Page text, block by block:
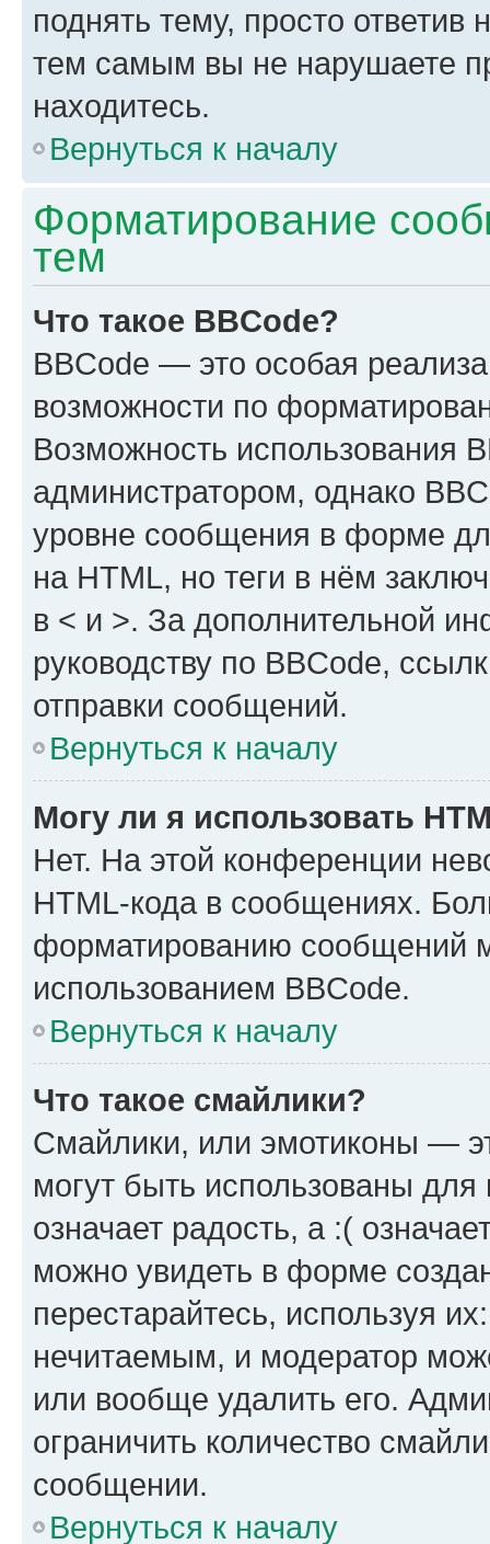
поднять тему, просто ответив
тем самым вы не нарушаете
находитесь.
Вернуться к началу
Форматирование
тем
Что такое BBCode?
BBCode — это особая
возможности по
Возможность использования
администратором, однако
уровне сообщения в форме
на HTML, но теги в нём
в < и >. За дополнительной
руководству по BBCode,
отправки сообщений.
Вернуться к началу
Могу ли я использовать
Нет. На этой конференции
HTML-кода в сообщениях.
форматированию сообщений
использованием BBCode.
Вернуться к началу
Что такое смайлики?
Смайлики, или эмотиконы —
могут быть использованы
означает радость, а :(
можно увидеть в форме
перестарайтесь, используя
нечитаемым, и модератор
или вообще удалить его.
ограничить количество
сообщении.
Вернуться к началу